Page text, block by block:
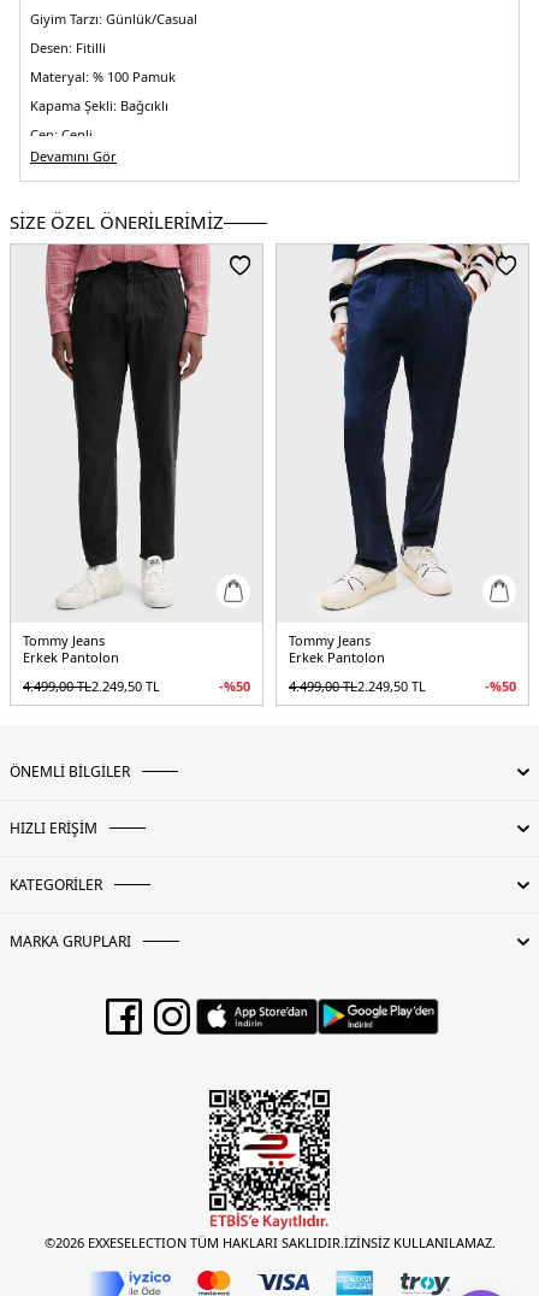
Giyim Tarzı: Günlük/Casual
Desen: Fitilli
Materyal: % 100 Pamuk
Kapama Şekli: Bağcıklı
Cep: Cepli
Bel:Normal Bel
Kalıp Bilgisi:Slim Fit
Manken Bedeni:Boy : 1.88 cm / Göğüs : 100 cm / Bel : 81 cm / Basen : 101 cm
/ Beden : 31-32
Menşei:
Bangladeş
3DE1DM0DM21997C1G.12
Devamını Gör
SİZE ÖZEL ÖNERİLERİMİZ
Tommy Jeans
Erkek Pantolon
4.499,00TL2.249,50 TL -%50
Tommy Jeans
Erkek Pantolon
4.499,00TL2.249,50 TL -%50
ÖNEMLİ BİLGİLER
HIZLI ERİŞİM
KATEGORİLER
MARKA GRUPLARI
©2026 EXXESELECTION TÜM HAKLARI SAKLIDIR.İZİNSİZ KULLANILAMAZ.